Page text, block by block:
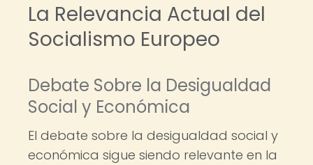
La Relevancia Actual del
Socialismo Europeo
Debate Sobre la Desigualdad
Social y Económica
El debate sobre la desigualdad social y
económica sigue siendo relevante en la